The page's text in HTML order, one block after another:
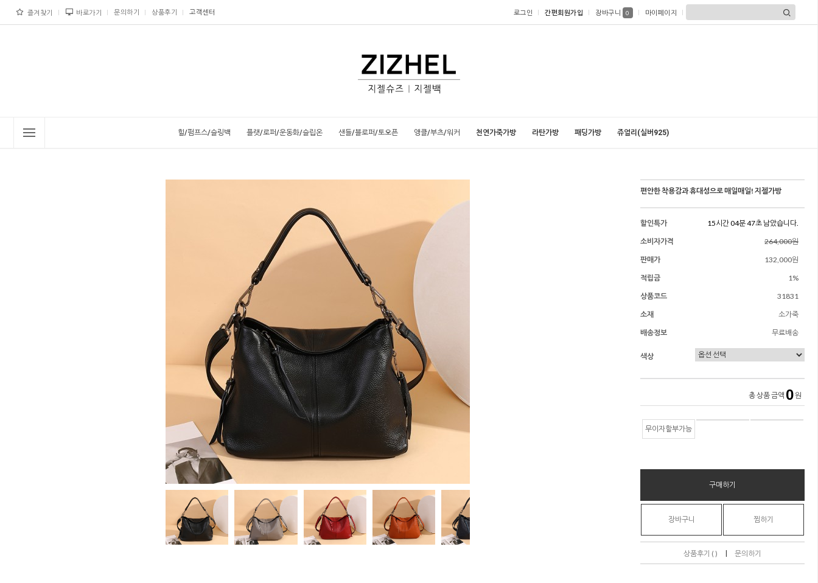
즐겨찾기 바로가기 문의하기 상품후기 고객센터 로그인 간편회원가입 장바구니 0 마이페이지
힐/펌프스/슬링백 플랫/로퍼/운동화/슬립온 샌들/블로퍼/토오픈 앵클/부츠/워커 천연가죽가방 라탄가방 패딩가방 쥬얼리(실버925)
편안한 착용감과 휴대성으로 매일매일! 지젤가방
할인특가
15시간 04분 45초 남았습니다.
소비자가격
264,000원
판매가
132,000원
적립금
1%
상품코드
31831
소재
소가죽
배송정보
무료배송
색상
총 상품 금액 0 원
무이자할부가능
구매하기
장바구니 찜하기
상품후기 ( ) | 문의하기